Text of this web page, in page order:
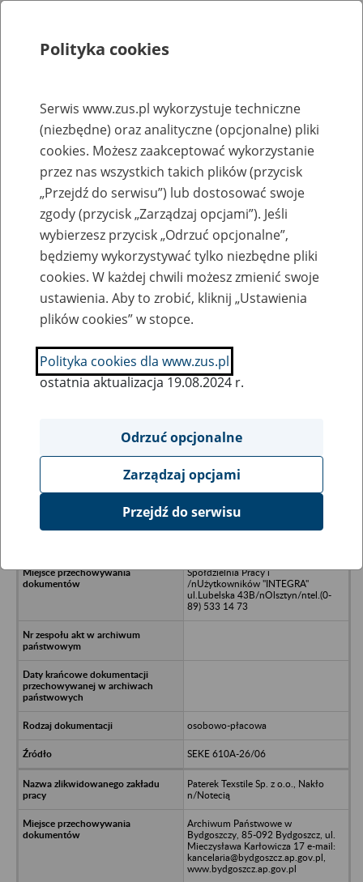
Rejestry, ewidencje i archiwa
Baza zlikwidowanych lub
przekształconych zakładów pracy
Nazwa zakładu pracy:
SZUKAJ
Ukryj wszystkie pozycje bazy
P.H.P.U. "MOTODEL" Walery
Spółdzielnia Pracy i
/nUżytkowników "INTEGRA"
ul.Lubelska 43B/nOlsztyn/ntel.(0-
89) 533 14 73
osobowo-płacowa
SEKE 610A-26/06
Paterek Texstile Sp. z o.o., Nakło
n/Notecią
Archiwum Państwowe w
Bydgoszczy, 85-092 Bydgoszcz, ul.
Mieczysława Karłowicza 17 e-mail:
kancelaria@bydgoszcz.ap.gov.pl,
www.bydgoszcz.ap.gov.pl
Polityka cookies
Serwis www.zus.pl wykorzystuje techniczne
(niezbędne) oraz analityczne (opcjonalne) pliki
cookies. Możesz zaakceptować wykorzystanie
przez nas wszystkich takich plików (przycisk
„Przejdź do serwisu”) lub dostosować swoje
zgody (przycisk „Zarządzaj opcjami”). Jeśli
wybierzesz przycisk „Odrzuć opcjonalne”,
będziemy wykorzystywać tylko niezbędne pliki
cookies. W każdej chwili możesz zmienić swoje
ustawienia. Aby to zrobić, kliknij „Ustawienia
plików cookies” w stopce.
Polityka cookies dla www.zus.pl
ostatnia aktualizacja 19.08.2024 r.
Odrzuć opcjonalne
Zarządzaj opcjami
Przejdź do serwisu